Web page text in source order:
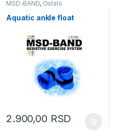
MSD-BAND, Ostalo
Aquatic ankle float
2.900,00 RSD